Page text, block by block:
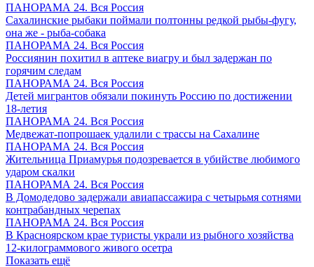
ПАНОРАМА 24. Вся Россия
Сахалинские рыбаки поймали полтонны редкой рыбы-фугу,
она же - рыба-собака
ПАНОРАМА 24. Вся Россия
Россиянин похитил в аптеке виагру и был задержан по
горячим следам
ПАНОРАМА 24. Вся Россия
Детей мигрантов обязали покинуть Россию по достижении
18-летия
ПАНОРАМА 24. Вся Россия
Медвежат-попрошаек удалили с трассы на Сахалине
ПАНОРАМА 24. Вся Россия
Жительница Приамурья подозревается в убийстве любимого
ударом скалки
ПАНОРАМА 24. Вся Россия
В Домодедово задержали авиапассажира с четырьмя сотнями
контрабандных черепах
ПАНОРАМА 24. Вся Россия
В Красноярском крае туристы украли из рыбного хозяйства
12-килограммового живого осетра
Показать ещё